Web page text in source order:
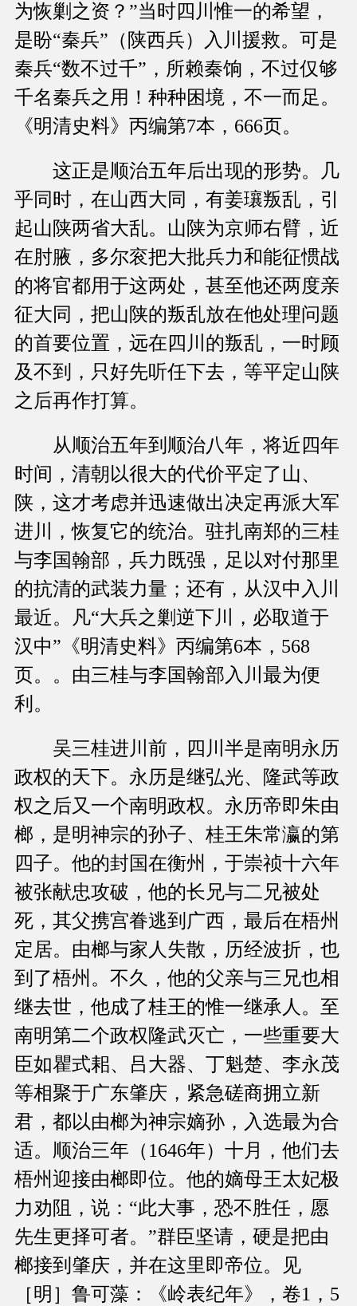
为恢剿之资？”当时四川惟一的希望，
是盼“秦兵”（陕西兵）入川援救。可是
秦兵“数不过千”，所赖秦饷，不过仅够
千名秦兵之用！种种困境，不一而足。
《明清史料》丙编第7本，666页。
这正是顺治五年后出现的形势。几
乎同时，在山西大同，有姜瓖叛乱，引
起山陕两省大乱。山陕为京师右臂，近
在肘腋，多尔衮把大批兵力和能征惯战
的将官都用于这两处，甚至他还两度亲
征大同，把山陕的叛乱放在他处理问题
的首要位置，远在四川的叛乱，一时顾
及不到，只好先听任下去，等平定山陕
之后再作打算。
从顺治五年到顺治八年，将近四年
时间，清朝以很大的代价平定了山、
陕，这才考虑并迅速做出决定再派大军
进川，恢复它的统治。驻扎南郑的三桂
与李国翰部，兵力既强，足以对付那里
的抗清的武装力量；还有，从汉中入川
最近。凡“大兵之剿逆下川，必取道于
汉中”《明清史料》丙编第6本，568
页。。由三桂与李国翰部入川最为便
利。
吴三桂进川前，四川半是南明永历
政权的天下。永历是继弘光、隆武等政
权之后又一个南明政权。永历帝即朱由
榔，是明神宗的孙子、桂王朱常瀛的第
四子。他的封国在衡州，于崇祯十六年
被张献忠攻破，他的长兄与二兄被处
死，其父携宫眷逃到广西，最后在梧州
定居。由榔与家人失散，历经波折，也
到了梧州。不久，他的父亲与三兄也相
继去世，他成了桂王的惟一继承人。至
南明第二个政权隆武灭亡，一些重要大
臣如瞿式耜、吕大器、丁魁楚、李永茂
等相聚于广东肇庆，紧急磋商拥立新
君，都以由榔为神宗嫡孙，入选最为合
适。顺治三年（1646年）十月，他们去
梧州迎接由榔即位。他的嫡母王太妃极
力劝阻，说：“此大事，恐不胜任，愿
先生更择可者。”群臣坚请，硬是把由
榔接到肇庆，并在这里即帝位。见
［明］鲁可藻：《岭表纪年》，卷1，5